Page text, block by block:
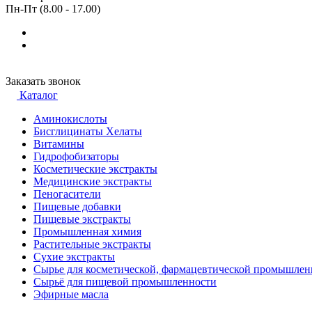
Пн-Пт (8.00 - 17.00)
Заказать звонок
Каталог
Аминокислоты
Бисглицинаты Хелаты
Витамины
Гидрофобизаторы
Косметические экстракты
Медицинские экстракты
Пеногасители
Пищевые добавки
Пищевые экстракты
Промышленная химия
Растительные экстракты
Сухие экстракты
Сырье для косметической, фармацевтической
Сырьё для пищевой промышленности
Эфирные масла